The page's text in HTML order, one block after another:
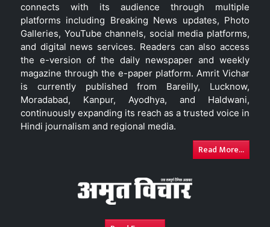
connects with its audience through multiple
platforms including Breaking News updates, Photo
Galleries, YouTube channels, social media platforms,
and digital news services. Readers can also access
the e-version of the daily newspaper and weekly
magazine through the e-paper platform. Amrit Vichar
is currently published from Bareilly, Lucknow,
Moradabad, Kanpur, Ayodhya, and Haldwani,
continuously expanding its reach as a trusted voice in
Hindi journalism and regional media.
Read More...